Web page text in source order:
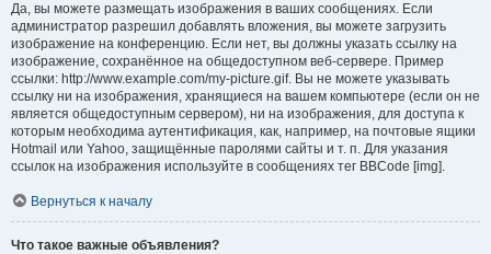
Да, вы можете размещать изображения в ваших сообщениях. Если
администратор разрешил добавлять вложения, вы можете загрузить
изображение на конференцию. Если нет, вы должны указать ссылку на
изображение, сохранённое на общедоступном веб-сервере. Пример
ссылки: http://www.example.com/my-picture.gif. Вы не можете указывать
ссылку ни на изображения, хранящиеся на вашем компьютере (если он не
является общедоступным сервером), ни на изображения, для доступа к
которым необходима аутентификация, как, например, на почтовые ящики
Hotmail или Yahoo, защищённые паролями сайты и т. п. Для указания
ссылок на изображения используйте в сообщениях тег BBCode [img].
Вернуться к началу
Что такое важные объявления?